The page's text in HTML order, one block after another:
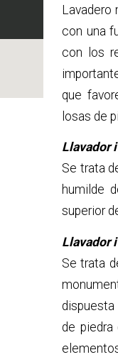
Lavadero
con una
con los
que
losas de
Llavador
Se trata
humilde
superior
Llavador
Se trata
dispuesta
de